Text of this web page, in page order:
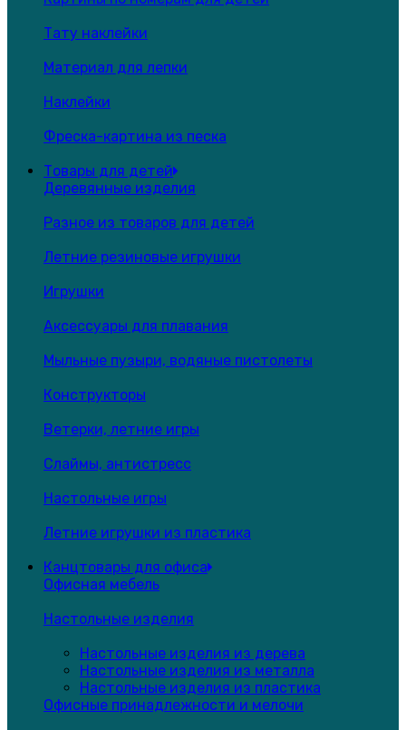
Тату наклейки
Материал для лепки
Наклейки
Фреска-картина из песка
Товары для детей
Деревянные изделия
Разное из товаров для детей
Летние резиновые игрушки
Игрушки
Аксессуары для плавания
Мыльные пузыри, водяные пистолеты
Конструкторы
Ветерки, летние игры
Слаймы, антистресс
Настольные игры
Летние игрушки из пластика
Канцтовары для офиса
Офисная мебель
Настольные изделия
Настольные изделия из дерева
Настольные изделия из металла
Настольные изделия из пластика
Офисные принадлежности и мелочи